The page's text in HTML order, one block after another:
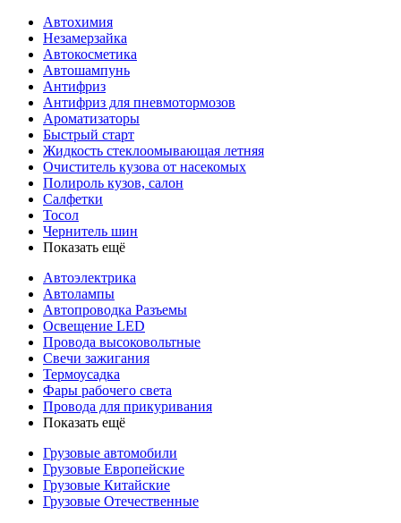
Автохимия
Незамерзайка
Автокосметика
Автошампунь
Антифриз
Антифриз для пневмотормозов
Ароматизаторы
Быстрый старт
Жидкость стеклоомывающая летняя
Очиститель кузова от насекомых
Полироль кузов, салон
Салфетки
Тосол
Чернитель шин
Показать ещё
Автоэлектрика
Автолампы
Автопроводка Разъемы
Освещение LED
Провода высоковольтные
Свечи зажигания
Термоусадка
Фары рабочего света
Провода для прикуривания
Показать ещё
Грузовые автомобили
Грузовые Европейские
Грузовые Китайские
Грузовые Отечественные